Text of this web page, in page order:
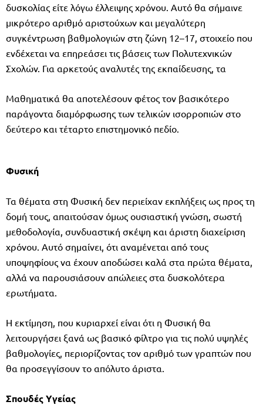
δυσκολίας είτε λόγω έλλειψης χρόνου. Αυτό θα σήμαινε
μικρότερο αριθμό αριστούχων και μεγαλύτερη
συγκέντρωση βαθμολογιών στη ζώνη 12–17, στοιχείο που
ενδέχεται να επηρεάσει τις βάσεις των Πολυτεχνικών
Σχολών. Για αρκετούς αναλυτές της εκπαίδευσης, τα
Μαθηματικά θα αποτελέσουν φέτος τον βασικότερο
παράγοντα διαμόρφωσης των τελικών ισορροπιών στο
δεύτερο και τέταρτο επιστημονικό πεδίο.
Φυσική
Τα θέματα στη Φυσική δεν περιείχαν εκπλήξεις ως προς τη
δομή τους, απαιτούσαν όμως ουσιαστική γνώση, σωστή
μεθοδολογία, συνδυαστική σκέψη και άριστη διαχείριση
χρόνου. Αυτό σημαίνει, ότι αναμένεται από τους
υποψηφίους να έχουν αποδώσει καλά στα πρώτα θέματα,
αλλά να παρουσιάσουν απώλειες στα δυσκολότερα
ερωτήματα.
Η εκτίμηση, που κυριαρχεί είναι ότι η Φυσική θα
λειτουργήσει ξανά ως βασικό φίλτρο για τις πολύ υψηλές
βαθμολογίες, περιορίζοντας τον αριθμό των γραπτών που
θα προσεγγίσουν το απόλυτο άριστα.
Σπουδές Υγείας